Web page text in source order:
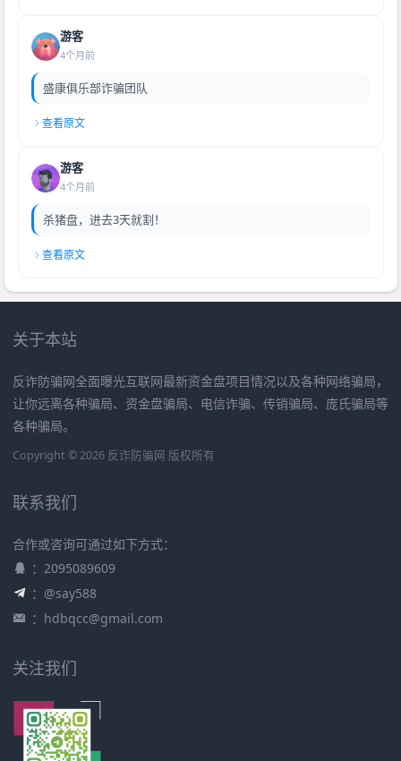
游客
4个月前
盛康俱乐部诈骗团队
查看原文
游客
4个月前
杀猪盘，进去3天就割！
查看原文
关于本站
反诈防骗网全面曝光互联网最新资金盘项目情况以及各种网络骗局，
让你远离各种骗局、资金盘骗局、电信诈骗、传销骗局、庞氏骗局等
各种骗局。
Copyright © 2026 反诈防骗网 版权所有
联系我们
合作或咨询可通过如下方式：
：2095089609
：@say588
： hdbqcc@gmail.com
关注我们